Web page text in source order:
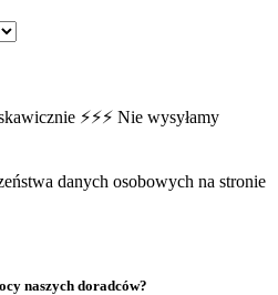
⚡⚡⚡ Nie wysyłamy
danych osobowych na stronie
naszych doradców?